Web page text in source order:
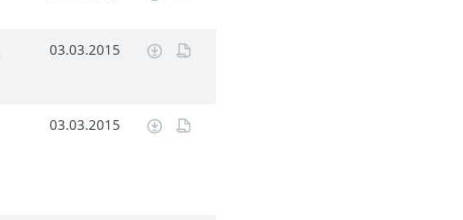
03.03.2015
03.03.2015